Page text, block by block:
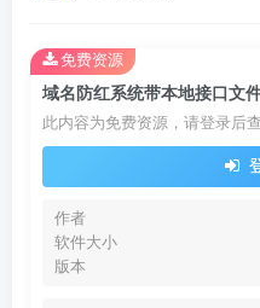
域名防红系统带本地接口文
此内容为免费资源，请登录后
作者
软件大小
版本
免费资源